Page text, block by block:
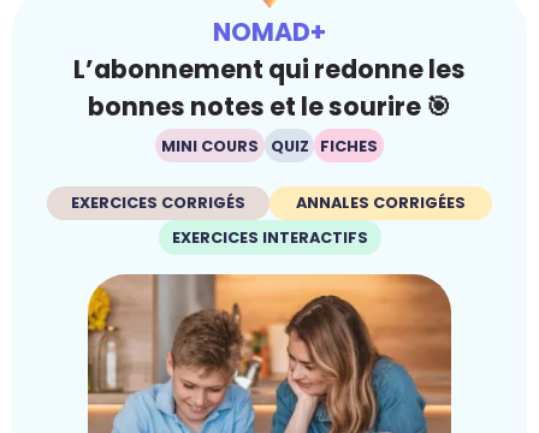
NOMAD+
L’abonnement qui redonne les
bonnes notes et le sourire 🎯
MINI COURS QUIZ FICHES
EXERCICES CORRIGÉS
ANNALES CORRIGÉES
EXERCICES INTERACTIFS